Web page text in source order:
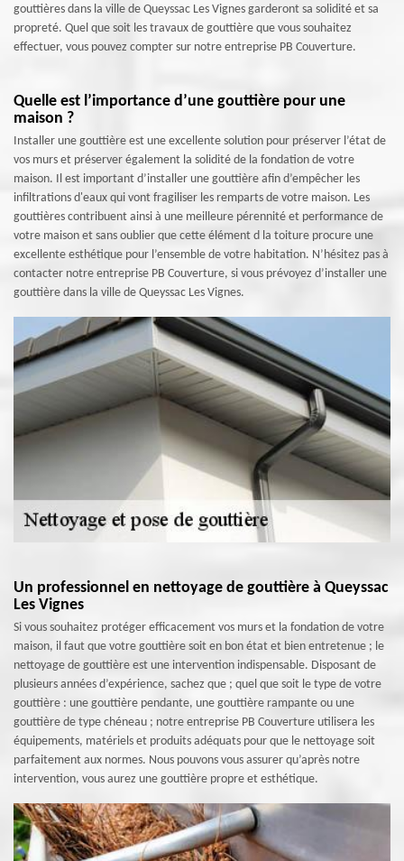
gouttières dans la ville de Queyssac Les Vignes garderont sa solidité et sa
propreté. Quel que soit les travaux de gouttière que vous souhaitez
effectuer, vous pouvez compter sur notre entreprise PB Couverture.
Quelle est l’importance d’une gouttière pour une
maison ?
Installer une gouttière est une excellente solution pour préserver l’état de
vos murs et préserver également la solidité de la fondation de votre
maison. Il est important d’installer une gouttière afin d’empêcher les
infiltrations d'eaux qui vont fragiliser les remparts de votre maison. Les
gouttières contribuent ainsi à une meilleure pérennité et performance de
votre maison et sans oublier que cette élément d la toiture procure une
excellente esthétique pour l’ensemble de votre habitation. N’hésitez pas à
contacter notre entreprise PB Couverture, si vous prévoyez d’installer une
gouttière dans la ville de Queyssac Les Vignes.
Un professionnel en nettoyage de gouttière à Queyssac
Les Vignes
Si vous souhaitez protéger efficacement vos murs et la fondation de votre
maison, il faut que votre gouttière soit en bon état et bien entretenue ; le
nettoyage de gouttière est une intervention indispensable. Disposant de
plusieurs années d’expérience, sachez que ; quel que soit le type de votre
gouttière : une gouttière pendante, une gouttière rampante ou une
gouttière de type chéneau ; notre entreprise PB Couverture utilisera les
équipements, matériels et produits adéquats pour que le nettoyage soit
parfaitement aux normes. Nous pouvons vous assurer qu’après notre
intervention, vous aurez une gouttière propre et esthétique.